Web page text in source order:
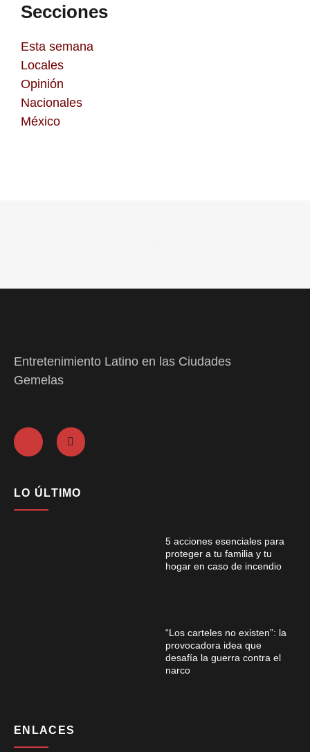
Secciones
Esta semana
Locales
Opinión
Nacionales
México
Entretenimiento Latino en las Ciudades
Gemelas
LO ÚLTIMO
5 acciones esenciales para
proteger a tu familia y tu
hogar en caso de incendio
“Los carteles no existen”: la
provocadora idea que
desafía la guerra contra el
narco
ENLACES